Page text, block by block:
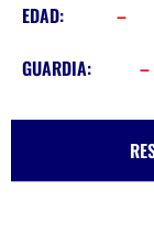
EDAD: –
GUARDIA: –